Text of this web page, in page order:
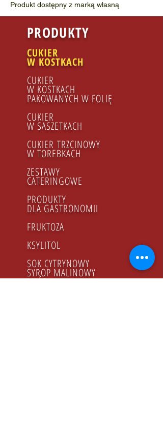
Produkt dostępny z marką własną
PRODUKTY
CUKIER
W KOSTKACH
CUKIER
W KOSTKACH
PAKOWANYCH W FOLIĘ
CUKIER
W SASZETKACH
CUKIER TRZCINOWY
​W TOREBKACH
ZESTAWY
CATERINGOWE
PRODUKTY
DLA GASTRONOMII
FRUKTOZA
KSYLITOL
SOK CYTRYNOWY
SYROP MALINOWY
MIÓD